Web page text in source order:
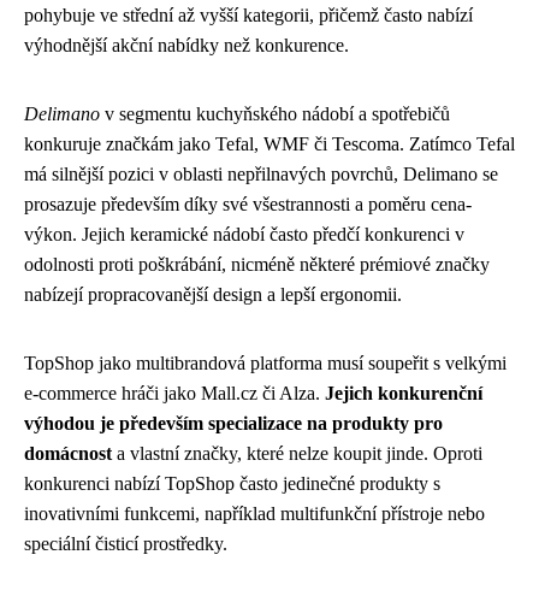
pohybuje ve střední až vyšší kategorii, přičemž často nabízí
výhodnější akční nabídky než konkurence.
Delimano v segmentu kuchyňského nádobí a spotřebičů
konkuruje značkám jako Tefal, WMF či Tescoma. Zatímco Tefal
má silnější pozici v oblasti nepřilnavých povrchů, Delimano se
prosazuje především díky své všestrannosti a poměru cena-
výkon. Jejich keramické nádobí často předčí konkurenci v
odolnosti proti poškrábání, nicméně některé prémiové značky
nabízejí propracovanější design a lepší ergonomii.
TopShop jako multibrandová platforma musí soupeřit s velkými
e-commerce hráči jako Mall.cz či Alza. Jejich konkurenční
výhodou je především specializace na produkty pro
domácnost a vlastní značky, které nelze koupit jinde. Oproti
konkurenci nabízí TopShop často jedinečné produkty s
inovativními funkcemi, například multifunkční přístroje nebo
speciální čisticí prostředky.